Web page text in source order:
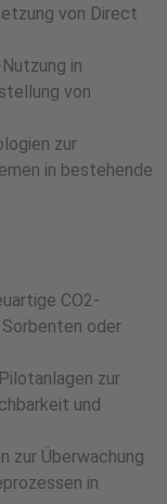
von Direct
in
von
zur
in bestehende
CO2-
oder
zur
und
zur Überwachung
in